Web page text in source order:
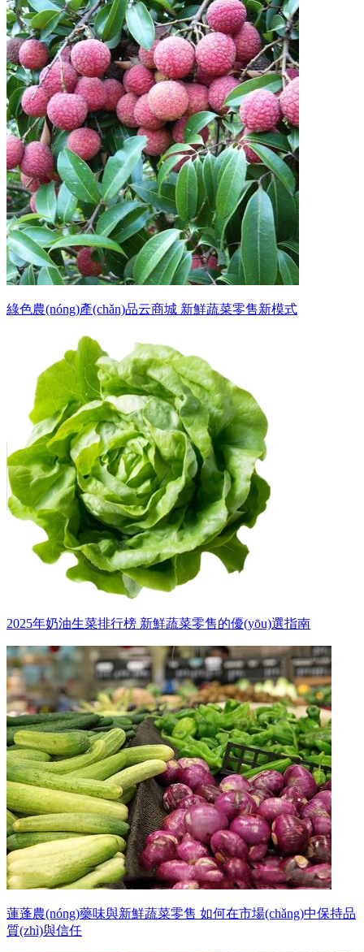
綠色農(nóng)產(chǎn)品云商城 新鮮蔬菜零售新模式
2025年奶油生菜排行榜 新鮮蔬菜零售的優(yōu)選指南
蓮蓬農(nóng)藥味與新鮮蔬菜零售 如何在市場(chǎng)中保持品
質(zhì)與信任